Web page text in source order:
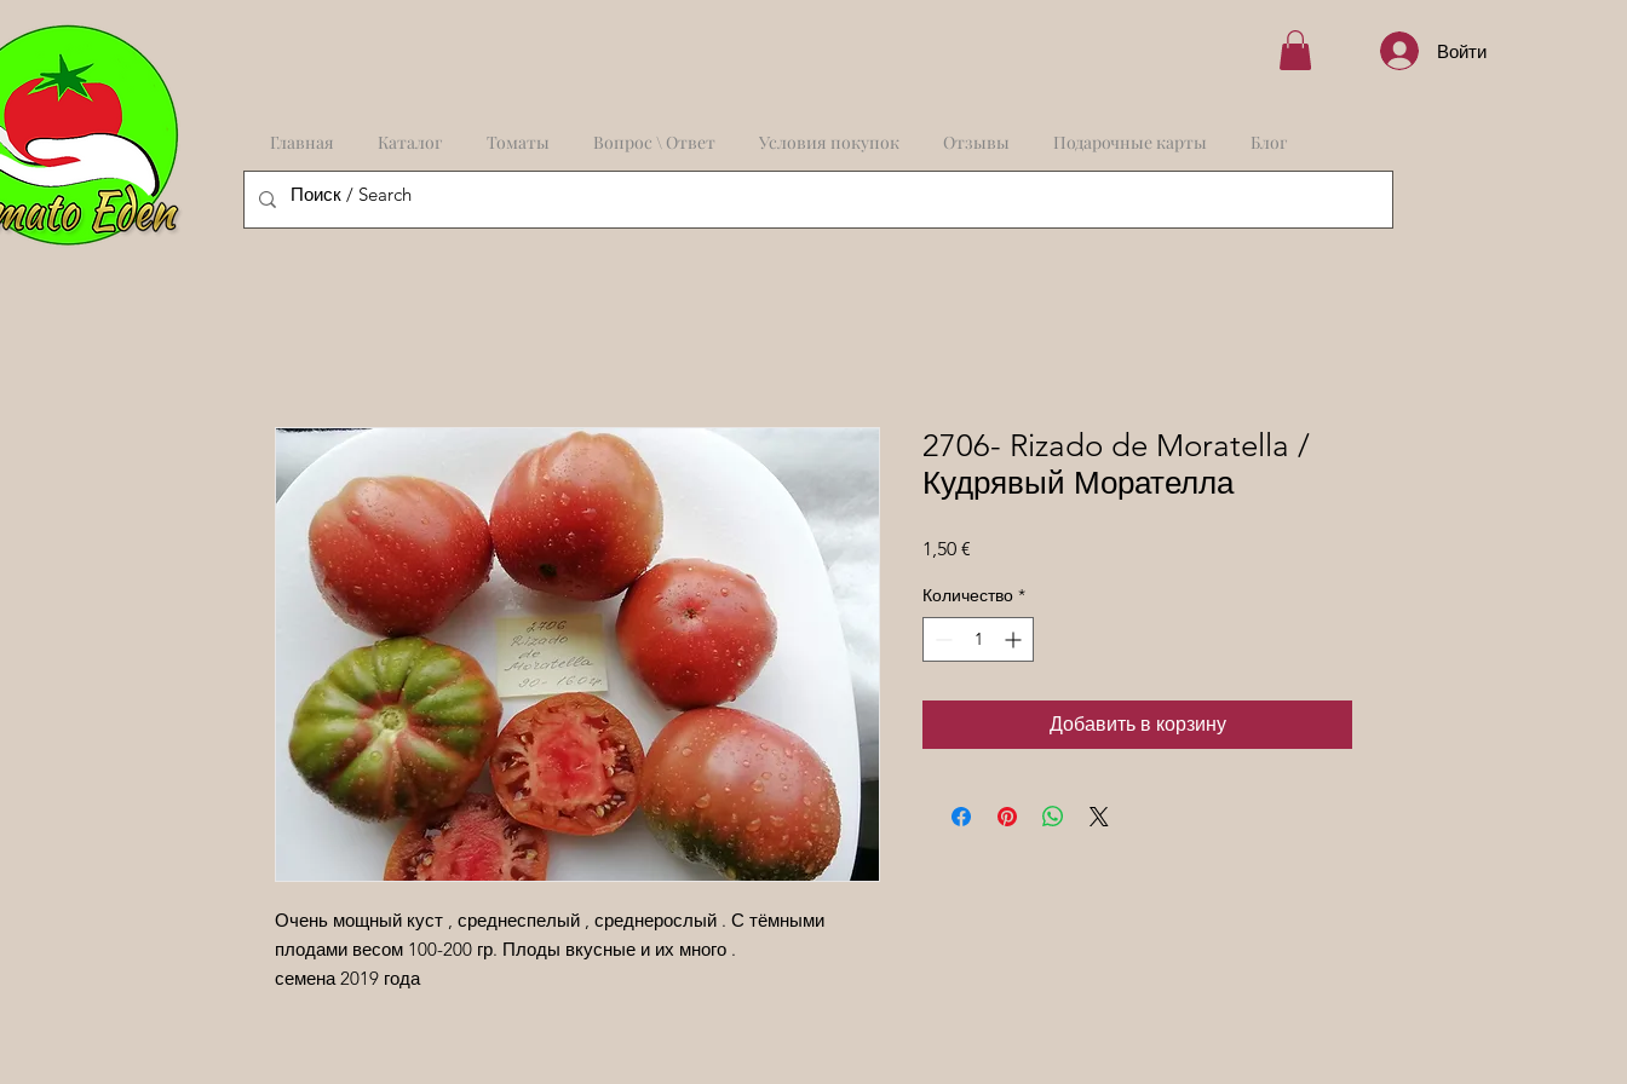
Войти
Главная Каталог Томаты Вопрос \ Ответ Условия покупок Отзывы Подарочные карты Блог
Очень мощный куст , среднеспелый , среднерослый . С тёмными
плодами весом 100-200 гр. Плоды вкусные и их много .
семена 2019 года
2706- Rizado de Moratella /
Кудрявый Морателла
1,50 €
Количество *
Добавить в корзину